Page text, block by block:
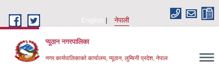
English
नेपाली
प्यूठान नगरपालिका
नगर कार्यपालिकाकाे कार्यालय, प्यूठान, लुम्विनी प्रदेश, नेपाल